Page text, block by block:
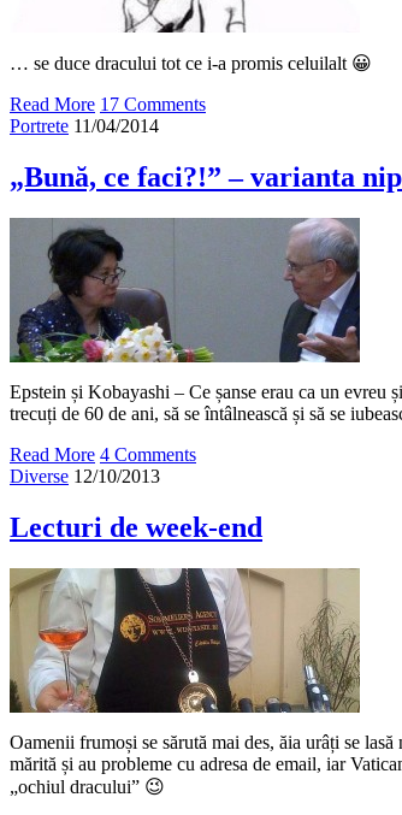
… se duce dracului tot ce i-a promis celuilalt 😀
Read More 17 Comments
Portrete 11/04/2014
„Bună, ce faci?!” – varianta
Epstein și Kobayashi – Ce șanse erau ca un evreu
trecuți de 60 de ani, să se întâlnească și să se
Read More 4 Comments
Diverse 12/10/2013
Lecturi de week-end
Oamenii frumoși se sărută mai des, ăia urâți se
mărită și au probleme cu adresa de email, iar
„ochiul dracului” 😉